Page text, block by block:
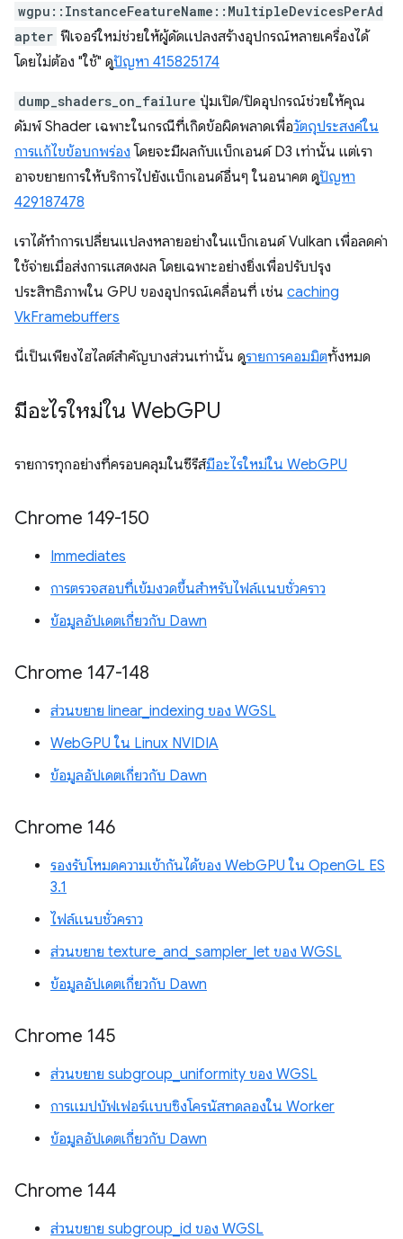
wgpu::InstanceFeatureName::MultipleDevicesPerAd
apter ฟีเจอร์ใหม่ช่วยให้ผู้ดัดแปลงสร้างอุปกรณ์หลายเครื่องได้
โดยไม่ต้อง "ใช้" ดูปัญหา 415825174
dump_shaders_on_failure ปุ่มเปิด/ปิดอุปกรณ์ช่วยให้คุณ
ดัมพ์ Shader เฉพาะในกรณีที่เกิดข้อผิดพลาดเพื่อวัตถุประสงค์ใน
การแก้ไขข้อบกพร่อง โดยจะมีผลกับแบ็กเอนด์ D3 เท่านั้น แต่เรา
อาจขยายการให้บริการไปยังแบ็กเอนด์อื่นๆ ในอนาคต ดูปัญหา
429187478
เราได้ทำการเปลี่ยนแปลงหลายอย่างในแบ็กเอนด์ Vulkan เพื่อลดค่า
ใช้จ่ายเมื่อส่งการแสดงผล โดยเฉพาะอย่างยิ่งเพื่อปรับปรุง
ประสิทธิภาพใน GPU ของอุปกรณ์เคลื่อนที่ เช่น caching
VkFramebuffers
นี่เป็นเพียงไฮไลต์สำคัญบางส่วนเท่านั้น ดูรายการคอมมิตทั้งหมด
มีอะไรใหม่ใน WebGPU
รายการทุกอย่างที่ครอบคลุมในซีรีส์มีอะไรใหม่ใน WebGPU
Chrome 149-150
Immediates
การตรวจสอบที่เข้มงวดขึ้นสำหรับไฟล์แนบชั่วคราว
ข้อมูลอัปเดตเกี่ยวกับ Dawn
Chrome 147-148
ส่วนขยาย linear_indexing ของ WGSL
WebGPU ใน Linux NVIDIA
ข้อมูลอัปเดตเกี่ยวกับ Dawn
Chrome 146
รองรับโหมดความเข้ากันได้ของ WebGPU ใน OpenGL ES
3.1
ไฟล์แนบชั่วคราว
ส่วนขยาย texture_and_sampler_let ของ WGSL
ข้อมูลอัปเดตเกี่ยวกับ Dawn
Chrome 145
ส่วนขยาย subgroup_uniformity ของ WGSL
การแมปบัฟเฟอร์แบบซิงโครนัสทดลองใน Worker
ข้อมูลอัปเดตเกี่ยวกับ Dawn
Chrome 144
ส่วนขยาย subgroup_id ของ WGSL